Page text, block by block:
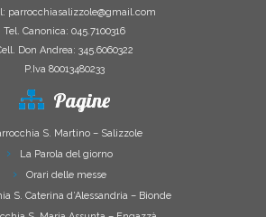
parrocchiasalizzole@gmail.com
Tel. Canonica: 045.7100316
Don Andrea: 345.6060322
P.Iva 80013480233
Pagine
S. Martino – Salizzole
La Parola del giorno
Orari delle messe
S. Caterina d’Alessandria – Bionde